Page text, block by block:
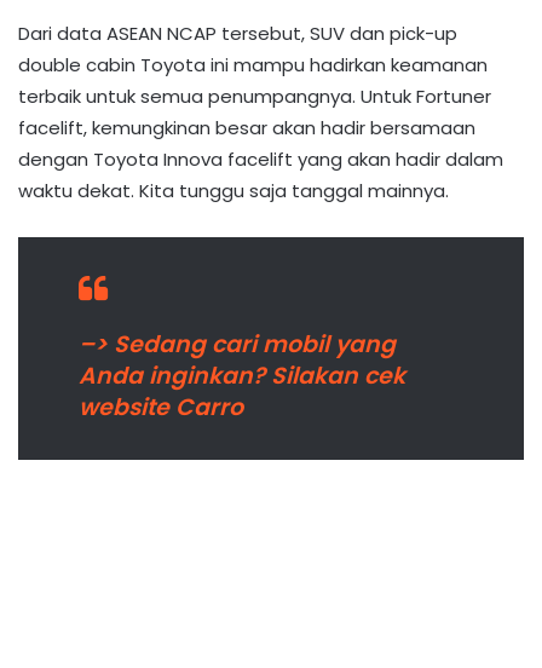
Dari data ASEAN NCAP tersebut, SUV dan pick-up
double cabin Toyota ini mampu hadirkan keamanan
terbaik untuk semua penumpangnya. Untuk Fortuner
facelift, kemungkinan besar akan hadir bersamaan
dengan Toyota Innova facelift yang akan hadir dalam
waktu dekat. Kita tunggu saja tanggal mainnya.
–> Sedang cari mobil yang
Anda inginkan? Silakan cek
website Carro